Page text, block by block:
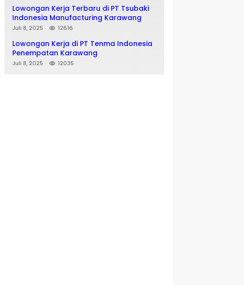
Lowongan Kerja Terbaru di PT Tsubaki
Indonesia Manufacturing Karawang
Juli 8, 2025 12616
Lowongan Kerja di PT Tenma Indonesia
Penempatan Karawang
Juli 8, 2025 12035